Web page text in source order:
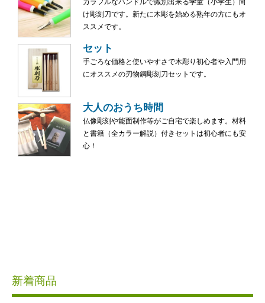
カラフルなハンドルで識別出来る学童（小学生）向
け彫刻刀です。新たに木彫を始める熟年の方にもオ
ススメです。
セット
手ごろな価格と使いやすさで木彫り初心者や入門用
にオススメの刃物鋼彫刻刀セットです。
大人のおうち時間
仏像彫刻や能面制作等がご自宅で楽しめます。材料
と書籍（全カラー解説）付きセットは初心者にも安
心！
新着商品